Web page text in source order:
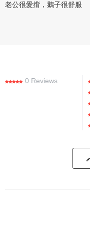
老公很愛揹，鵝子很舒服
0 Reviews